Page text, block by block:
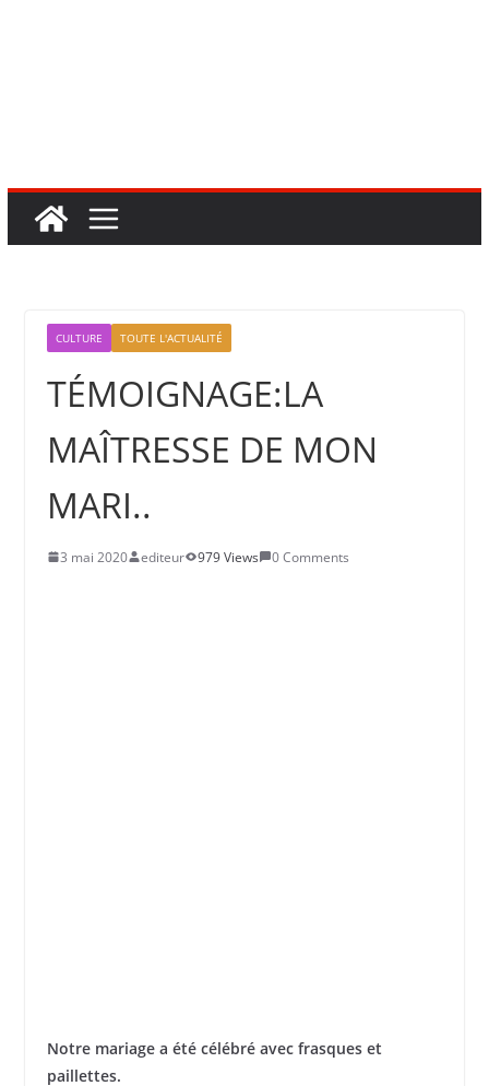
CULTURE TOUTE L'ACTUALITÉ
TÉMOIGNAGE:LA
MAÎTRESSE DE MON
MARI..
3 mai 2020 editeur 979 Views 0 Comments
Notre mariage a été célébré avec frasques et
paillettes.